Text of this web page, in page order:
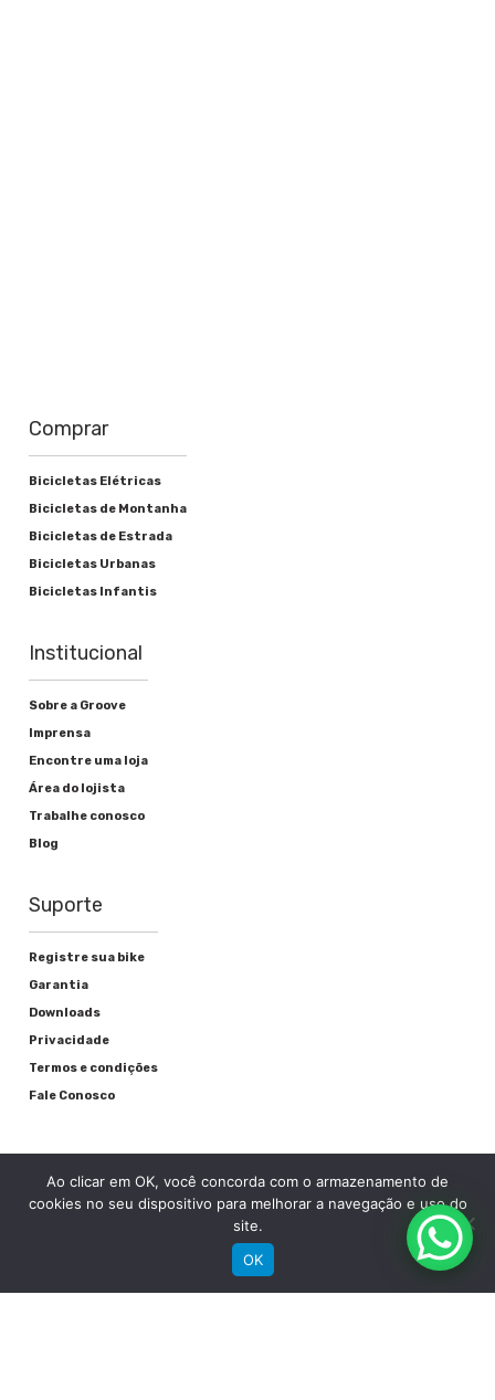
Comprar
Bicicletas Elétricas
Bicicletas de Montanha
Bicicletas de Estrada
Bicicletas Urbanas
Bicicletas Infantis
Institucional
Sobre a Groove
Imprensa
Encontre uma loja
Área do lojista
Trabalhe conosco
Blog
Suporte
Registre sua bike
Garantia
Downloads
Privacidade
Termos e condições
Fale Conosco
RECEBA NOSSAS NOVIDADES POR E-MAIL
Ao clicar em OK, você concorda com o armazenamento de
cookies no seu dispositivo para melhorar a navegação e uso do
site.
OK